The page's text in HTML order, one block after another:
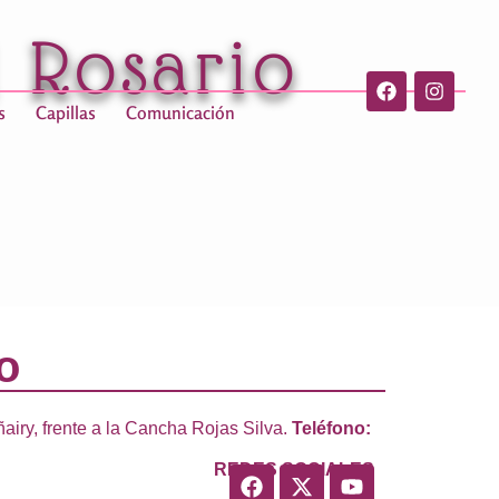
Rosario
Capillas Comunicación
frente a la Cancha Rojas Silva. Teléfono:
REDES SOCIALES